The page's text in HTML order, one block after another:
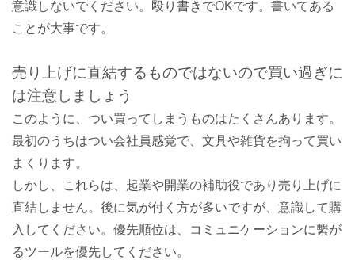
意識しないでください。殴り書きでOKです。書いてある
ことが大事です。
売り上げに直結するものではないので買い過ぎに
は注意しましょう
このように、つい買ってしまうものはたくさんあります。
最初のうちはつい会社員感覚で、文具や雑貨を拘って買い
まくります。
しかし、これらは、起業や開業の補助役であり売り上げに
直結しません。後に気が付く方が多いですが、意識して購
入してください。優先順位は、コミュニケーションに繫が
るツールを優先してください。